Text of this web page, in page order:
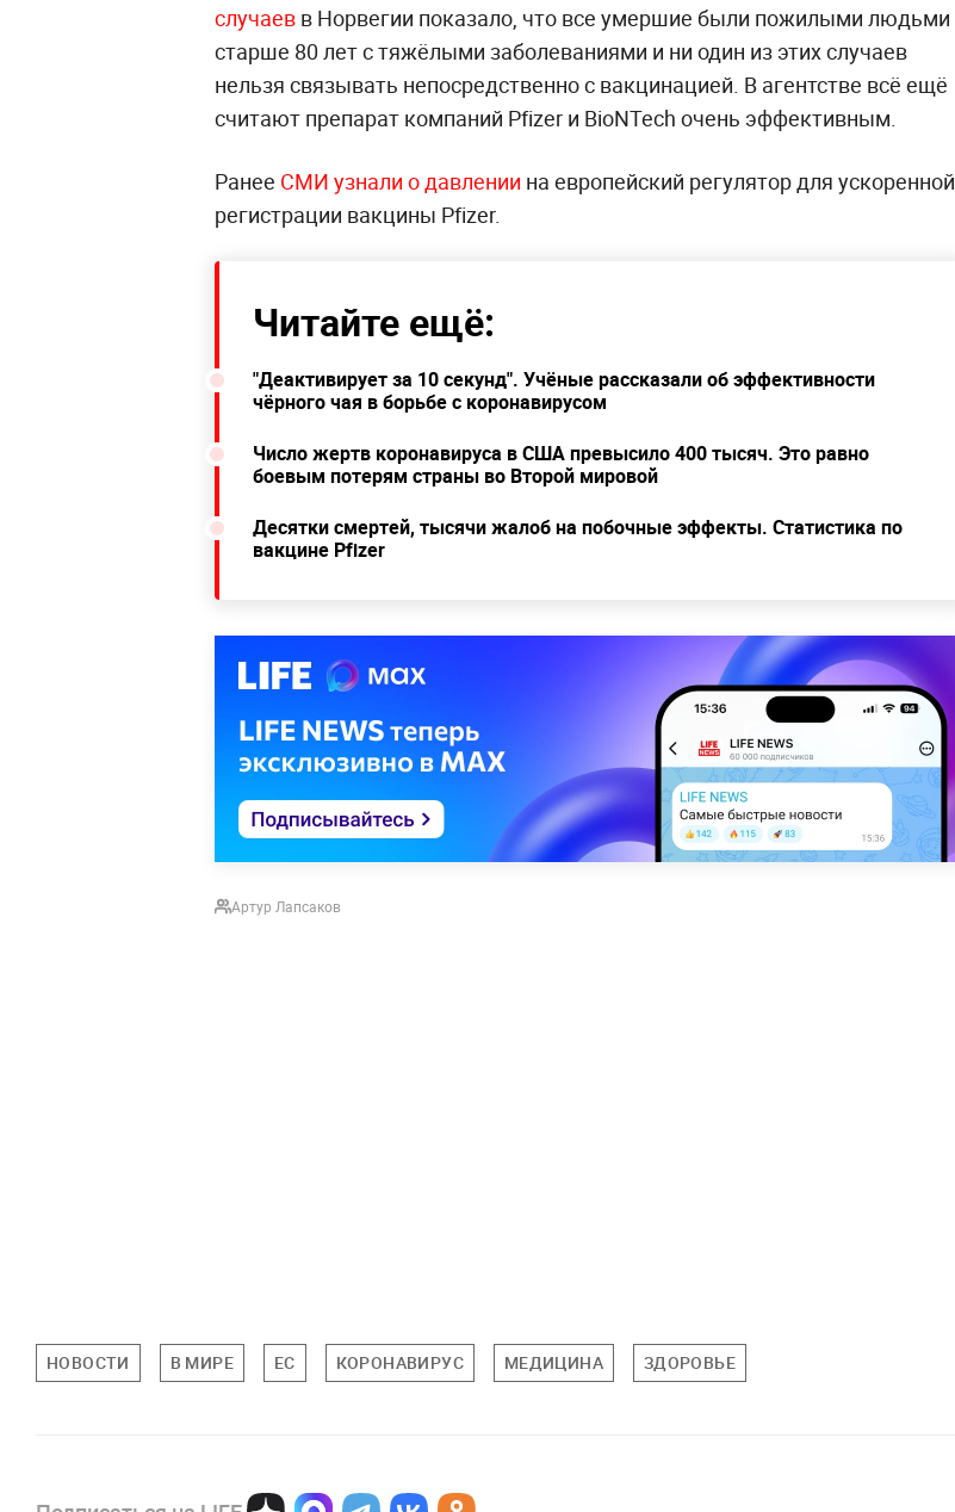
случаев в Норвегии показало, что все умершие были пожилыми людьми
старше 80 лет с тяжёлыми заболеваниями и ни один из этих случаев
нельзя связывать непосредственно с вакцинацией. В агентстве всё ещё
считают препарат компаний Pfizer и BioNTech очень эффективным.
Ранее СМИ узнали о давлении на европейский регулятор для ускоренной
регистрации вакцины Pfizer.
Читайте ещё:
"Деактивирует за 10 секунд". Учёные рассказали об эффективности
чёрного чая в борьбе с коронавирусом
Число жертв коронавируса в США превысило 400 тысяч. Это равно
боевым потерям страны во Второй мировой
Десятки смертей, тысячи жалоб на побочные эффекты. Статистика по
вакцине Pfizer
Артур Лапсаков
НОВОСТИ В МИРЕ ЕС КОРОНАВИРУС МЕДИЦИНА ЗДОРОВЬЕ